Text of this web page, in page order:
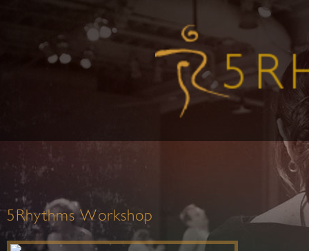
5Rhythms Workshop